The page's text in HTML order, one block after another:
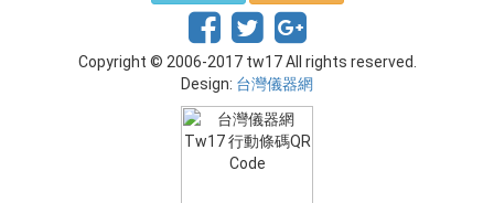
Copyright © 2006-2017 tw17 All rights reserved.
Design: 台灣儀器網